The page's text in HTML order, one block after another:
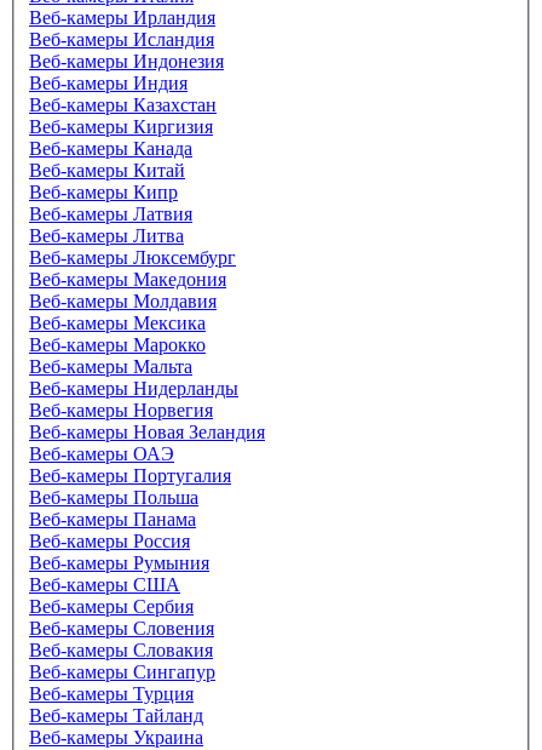
Веб-камеры Ирландия
Веб-камеры Исландия
Веб-камеры Индонезия
Веб-камеры Индия
Веб-камеры Казахстан
Веб-камеры Киргизия
Веб-камеры Канада
Веб-камеры Китай
Веб-камеры Кипр
Веб-камеры Латвия
Веб-камеры Литва
Веб-камеры Люксембург
Веб-камеры Македония
Веб-камеры Молдавия
Веб-камеры Мексика
Веб-камеры Марокко
Веб-камеры Мальта
Веб-камеры Нидерланды
Веб-камеры Норвегия
Веб-камеры Новая Зеландия
Веб-камеры ОАЭ
Веб-камеры Португалия
Веб-камеры Польша
Веб-камеры Панама
Веб-камеры Россия
Веб-камеры Румыния
Веб-камеры США
Веб-камеры Сербия
Веб-камеры Словения
Веб-камеры Словакия
Веб-камеры Сингапур
Веб-камеры Турция
Веб-камеры Тайланд
Веб-камеры Украина